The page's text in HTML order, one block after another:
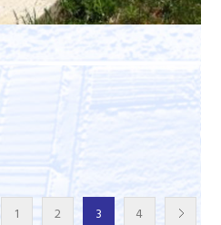
1 2 3 4